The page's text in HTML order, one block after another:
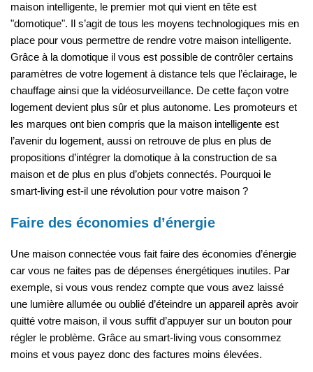
maison intelligente, le premier mot qui vient en tête est
"domotique". Il s’agit de tous les moyens technologiques mis en
place pour vous permettre de rendre votre maison intelligente.
Grâce à la domotique il vous est possible de contrôler certains
paramètres de votre logement à distance tels que l’éclairage, le
chauffage ainsi que la vidéosurveillance. De cette façon votre
logement devient plus sûr et plus autonome. Les promoteurs et
les marques ont bien compris que la maison intelligente est
l’avenir du logement, aussi on retrouve de plus en plus de
propositions d’intégrer la domotique à la construction de sa
maison et de plus en plus d’objets connectés. Pourquoi le
smart-living est-il une révolution pour votre maison ?
Faire des économies d’énergie
Une maison connectée vous fait faire des économies d’énergie
car vous ne faites pas de dépenses énergétiques inutiles. Par
exemple, si vous vous rendez compte que vous avez laissé
une lumière allumée ou oublié d’éteindre un appareil après avoir
quitté votre maison, il vous suffit d’appuyer sur un bouton pour
régler le problème. Grâce au smart-living vous consommez
moins et vous payez donc des factures moins élevées.